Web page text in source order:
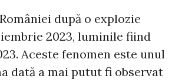
după o explozie
2023, luminile fiind
Aceste fenomen este unul
dată a mai putut fi observat